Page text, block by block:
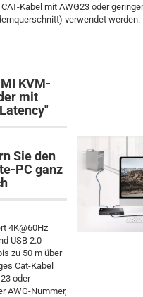
Kabel mit AWG23 oder
verwendet werden.
KVM-
mit
Sie den
PC ganz
4K@60Hz
USB 2.0-
zu 50 m über
Cat-Kabel
oder
AWG-Nummer,